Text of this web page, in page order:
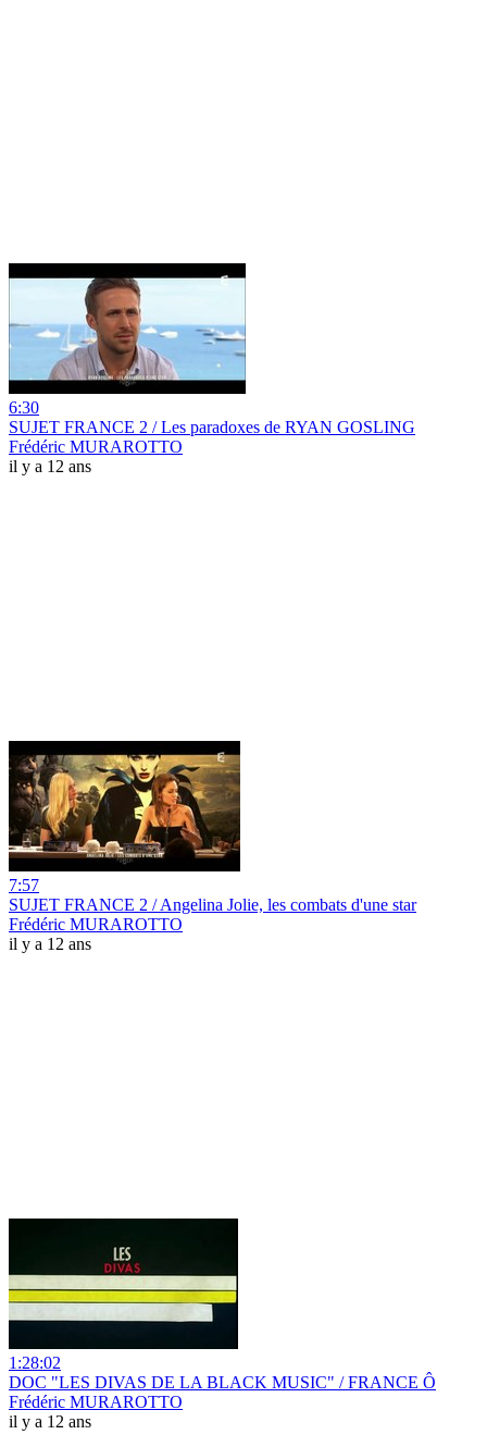
6:30
SUJET FRANCE 2 / Les paradoxes de RYAN GOSLING
Frédéric MURAROTTO
il y a 12 ans
7:57
SUJET FRANCE 2 / Angelina Jolie, les combats d'une star
Frédéric MURAROTTO
il y a 12 ans
1:28:02
DOC "LES DIVAS DE LA BLACK MUSIC" / FRANCE Ô
Frédéric MURAROTTO
il y a 12 ans